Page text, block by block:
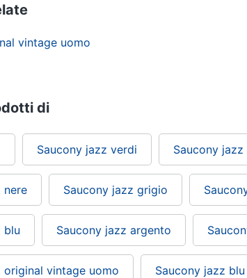
vintage uomo
di
Saucony jazz verdi Saucony jazz
nere Saucony jazz grigio
blu Saucony jazz argento
original vintage uomo Saucony jazz